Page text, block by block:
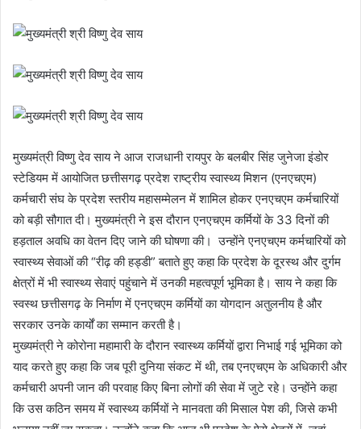
मुख्यमंत्री विष्णु देव साय ने आज राजधानी रायपुर के बलबीर सिंह जुनेजा इंडोर
स्टेडियम में आयोजित छत्तीसगढ़ प्रदेश राष्ट्रीय स्वास्थ्य मिशन (एनएचएम)
कर्मचारी संघ के प्रदेश स्तरीय महासम्मेलन में शामिल होकर एनएचएम कर्मचारियों
को बड़ी सौगात दी। मुख्यमंत्री ने इस दौरान एनएचएम कर्मियों के 33 दिनों की
हड़ताल अवधि का वेतन दिए जाने की घोषणा की। उन्होंने एनएचएम कर्मचारियों को
स्वास्थ्य सेवाओं की “रीढ़ की हड्डी” बताते हुए कहा कि प्रदेश के दूरस्थ और दुर्गम
क्षेत्रों में भी स्वास्थ्य सेवाएं पहुंचाने में उनकी महत्वपूर्ण भूमिका है। साय ने कहा कि
स्वस्थ छत्तीसगढ़ के निर्माण में एनएचएम कर्मियों का योगदान अतुलनीय है और
सरकार उनके कार्यों का सम्मान करती है।
मुख्यमंत्री ने कोरोना महामारी के दौरान स्वास्थ्य कर्मियों द्वारा निभाई गई भूमिका को
याद करते हुए कहा कि जब पूरी दुनिया संकट में थी, तब एनएचएम के अधिकारी और
कर्मचारी अपनी जान की परवाह किए बिना लोगों की सेवा में जुटे रहे। उन्होंने कहा
कि उस कठिन समय में स्वास्थ्य कर्मियों ने मानवता की मिसाल पेश की, जिसे कभी